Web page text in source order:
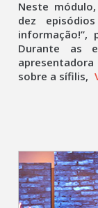
Neste
dez
informação!”,
Durante as
sobre a sífilis,